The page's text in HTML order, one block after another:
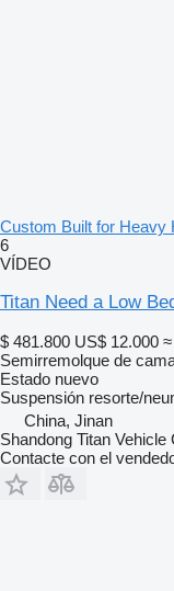
Custom Built for Heavy
6
VÍDEO
Titan Need a Low
$ 481.800 US$ 12.000
Semirremolque de
Estado nuevo
Suspensión resorte/
China, Jinan
Shandong Titan Vehicle
Contacte con el